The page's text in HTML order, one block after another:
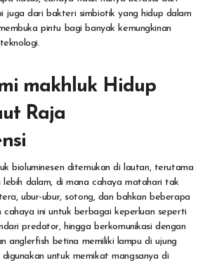
juga dari bakteri simbiotik yang hidup dalam
pintu bagi banyak kemungkinan
makhluk Hidup
Raja
bioluminesen ditemukan di lautan, terutama
lebih dalam, di mana cahaya matahari tak
ubur-ubur, sotong, dan bahkan beberapa
cahaya ini untuk berbagai keperluan seperti
predator, hingga berkomunikasi dengan
anglerfish betina memiliki lampu di ujung
digunakan untuk memikat mangsanya di